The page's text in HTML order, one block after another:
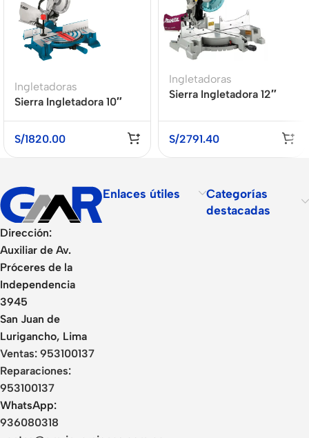
Ingletadoras
Sierra Ingletadora 10″
GCM 10X
S/1820.00
Ingletadoras
Sierra Ingletadora 12″
MAKITA LS1221
S/2791.40
Dirección:
Auxiliar de Av.
Próceres de la
Independencia
3945
San Juan de
Lurigancho, Lima
Ventas: 953100137
Reparaciones:
953100137
WhatsApp:
936080318
Enlaces útiles
Categorías
destacadas